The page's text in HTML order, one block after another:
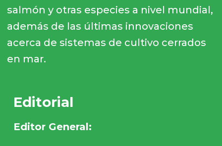
salmón y otras especies a nivel mundial,
además de las últimas innovaciones
acerca de sistemas de cultivo cerrados
en mar.
Editorial
Editor General: